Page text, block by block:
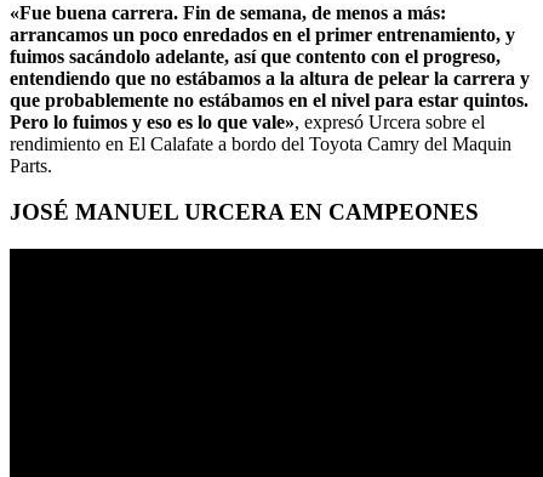
«Fue buena carrera. Fin de semana, de menos a más:
arrancamos un poco enredados en el primer entrenamiento, y
fuimos sacándolo adelante, así que contento con el progreso,
entendiendo que no estábamos a la altura de pelear la carrera y
que probablemente no estábamos en el nivel para estar quintos.
Pero lo fuimos y eso es lo que vale», expresó Urcera sobre el
rendimiento en El Calafate a bordo del Toyota Camry del Maquin
Parts.
JOSÉ MANUEL URCERA EN CAMPEONES